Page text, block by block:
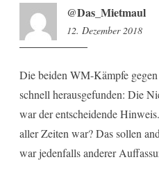
@Das_Mietmaul
12. Dezember 2018
Die beiden WM-Kämpfe
schnell herausgefunden: Die
war der entscheidende
aller Zeiten war? Das sollen
war jedenfalls anderer